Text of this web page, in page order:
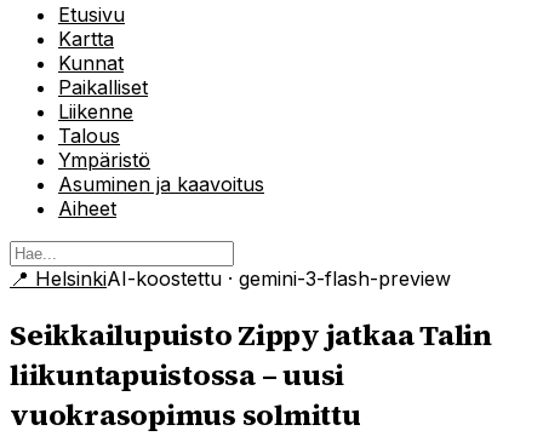
Etusivu
Kartta
Kunnat
Paikalliset
Liikenne
Talous
Ympäristö
Asuminen ja kaavoitus
Aiheet
📍 HelsinkiAI-koostettu · gemini-3-flash-preview
Seikkailupuisto Zippy jatkaa Talin
liikuntapuistossa – uusi
vuokrasopimus solmittu